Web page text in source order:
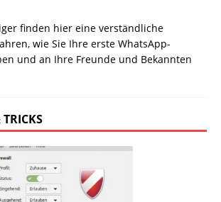
finden hier eine verständliche
wie Sie Ihre erste WhatsApp-
und an Ihre Freunde und Bekannten